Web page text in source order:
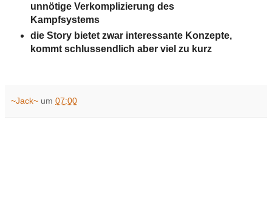
unnötige Verkomplizierung des
Kampfsystems
die Story bietet zwar interessante Konzepte,
kommt schlussendlich aber viel zu kurz
~Jack~ um 07:00